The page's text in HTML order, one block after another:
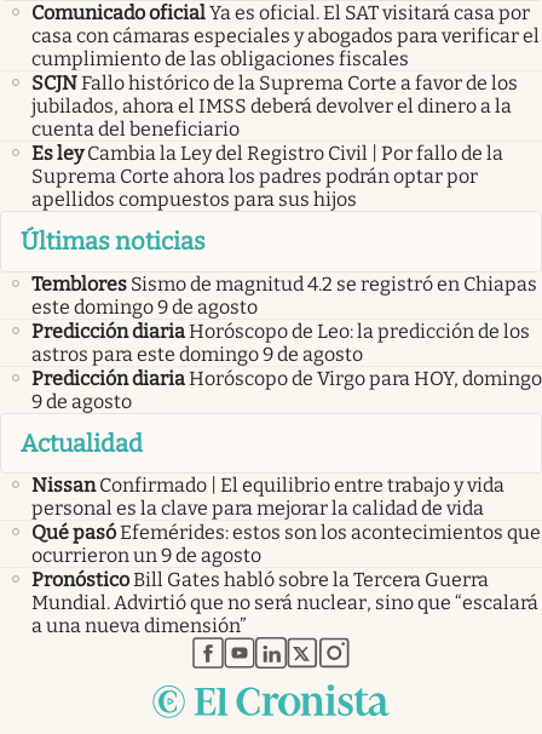
Comunicado oficialYa es oficial. El SAT visitará casa por
casa con cámaras especiales y abogados para verificar el
cumplimiento de las obligaciones fiscales
SCJNFallo histórico de la Suprema Corte a favor de los
jubilados, ahora el IMSS deberá devolver el dinero a la
cuenta del beneficiario
Es ley Cambia la Ley del Registro Civil | Por fallo de la
Suprema Corte ahora los padres podrán optar por
apellidos compuestos para sus hijos
Últimas noticias
Temblores Sismo de magnitud 4.2 se registró en Chiapas
este domingo 9 de agosto
Predicción diariaHoróscopo de Leo: la predicción de los
astros para este domingo 9 de agosto
Predicción diariaHoróscopo de Virgo para HOY, domingo
9 de agosto
Actualidad
Nissan Confirmado | El equilibrio entre trabajo y vida
personal es la clave para mejorar la calidad de vida
Qué pasóEfemérides: estos son los acontecimientos que
ocurrieron un 9 de agosto
PronósticoBill Gates habló sobre la Tercera Guerra
Mundial. Advirtió que no será nuclear, sino que “escalará
a una nueva dimensión”
abre en nueva pestaña
abre en nueva pestaña
abre en nueva pestaña
abre en nueva pestaña
abre en nueva pestaña